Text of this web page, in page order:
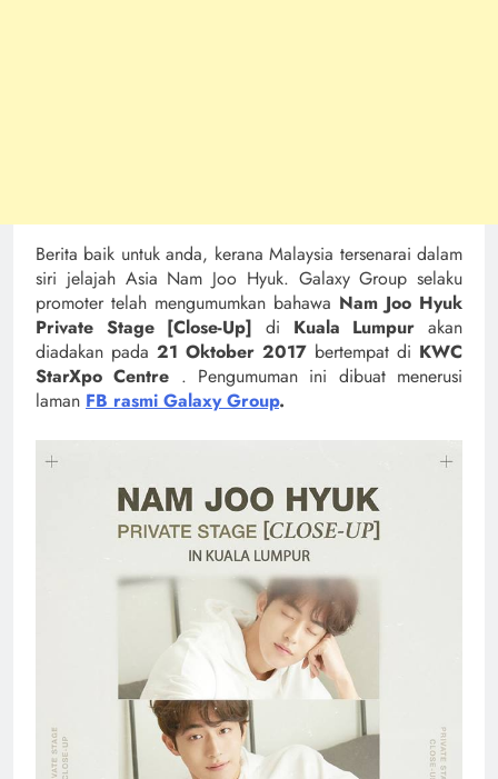
Berita baik untuk anda, kerana Malaysia tersenarai dalam
siri jelajah Asia Nam Joo Hyuk. Galaxy Group selaku
promoter telah mengumumkan bahawa Nam Joo Hyuk
Private Stage [Close-Up] di Kuala Lumpur akan
diadakan pada 21 Oktober 2017 bertempat di KWC
StarXpo Centre . Pengumuman ini dibuat menerusi
laman FB rasmi Galaxy Group.